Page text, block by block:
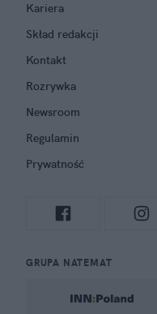
Kariera
Skład redakcji
Kontakt
Rozrywka
Newsroom
Regulamin
Prywatność
GRUPA NATEMAT